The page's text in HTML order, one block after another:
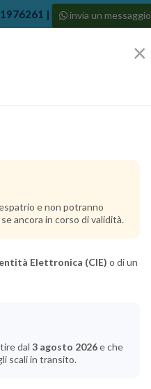
| invia un messaggio
Last Minute
×
e non potranno
ancora in corso di validità.
Elettronica (CIE) o di un
dal 3 agosto 2026e che
scali in transito.